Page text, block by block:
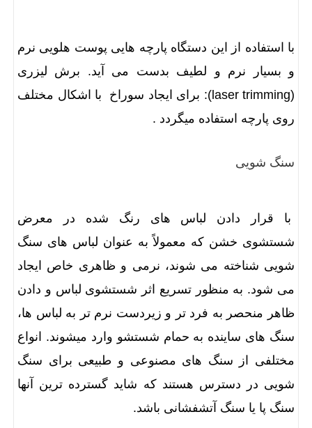
با استفاده از این دستگاه پارچه هایی پوست هلویی نرم
و بسیار نرم و لطیف بدست می آید. برش لیزری
(laser trimming): برای ایجاد سوراخ با اشکال مختلف
روی پارچه استفاده میگردد .
سنگ شویی
با قرار دادن لباس های رنگ شده در معرض
شستشوی خشن که معمولاً به عنوان لباس های سنگ
شویی شناخته می شوند، نرمی و ظاهری خاص ایجاد
می شود. به منظور تسریع اثر شستشوی لباس و دادن
ظاهر منحصر به فرد تر و زیردست نرم تر به لباس ها،
سنگ های ساینده به حمام شستشو وارد میشوند. انواع
مختلفی از سنگ های مصنوعی و طبیعی برای سنگ
شویی در دسترس هستند که شاید گسترده ترین آنها
سنگ پا یا سنگ آتشفشانی باشد.